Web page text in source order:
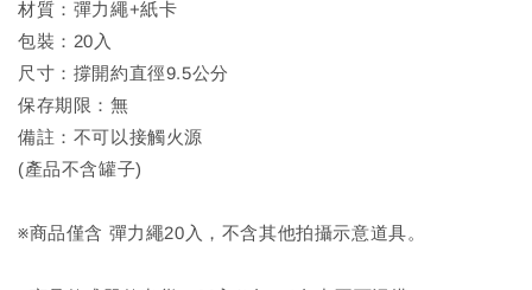
材質：彈力繩+紙卡
包裝：20入
尺寸：撐開約直徑9.5公分
保存期限：無
備註：不可以接觸火源
(產品不含罐子)
※商品僅含 彈力繩20入，不含其他拍攝示意道具。